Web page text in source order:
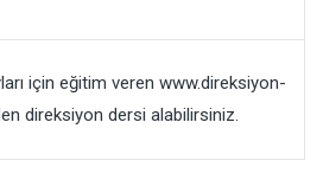
için eğitim veren www.direksiyon-
direksiyon dersi alabilirsiniz.